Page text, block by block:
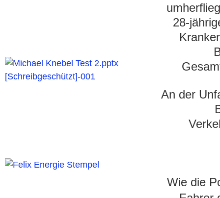
28-
An der
Wie die